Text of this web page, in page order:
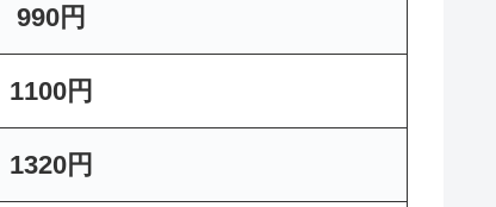
990円
1100円
1320円